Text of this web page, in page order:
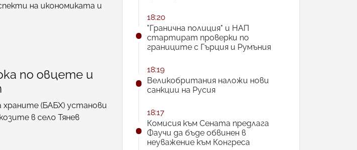
на икономиката и
по овцете и
храните (БАБХ) установи
в село Тянев
18:20
"Гранична полиция" и НАП
стартират проверки по
границите с Гърция и Румъния
18:19
Великобритания наложи нови
санкции на Русия
18:17
Комисия към Сената предлага
Фаучи да бъде обвинен в
неуважение към Конгреса